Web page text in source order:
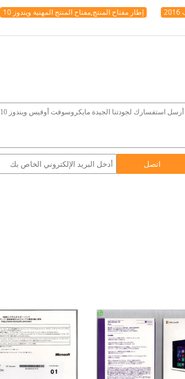
إطار مفتاح المنتج,مفتاح المنتج المهنية ويندوز 10
اتصل